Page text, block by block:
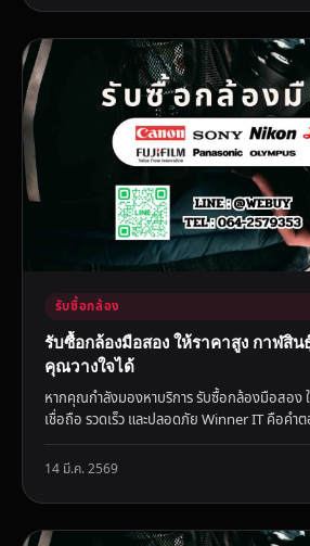
รับซื้อกล้อง
รับซื้อกล้องมือสอง ให้ราคาสูง กาฬสิน
คุณวางใจได้
หากคุณกำลังมองหาบริการ รับซื้อกล้องมือสอง
เชื่อถือ รวดเร็ว และปลอดภัย Winner IT คือค
14 มี.ค. 2569